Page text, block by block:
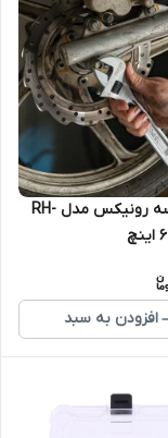
آچار فرانسه رونیکس مدل RH-
افزودن به سبد